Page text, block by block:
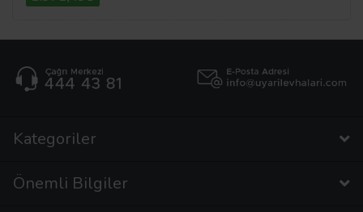
Kategoriler
Önemli Bilgiler